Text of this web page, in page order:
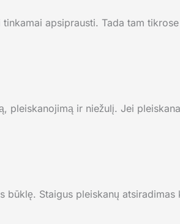
apsiprausti. Tada tam
pleiskanojimą ir niežulį. Jei
Staigus pleiskanų